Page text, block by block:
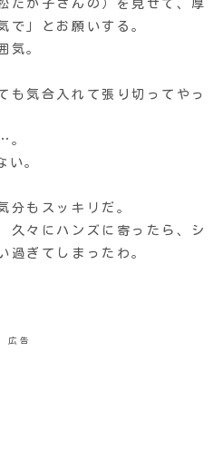
たか子さんの）を見せて、厚
で」とお願いする。
気。
も気合入れて張り切ってやっ
。
い。
分もスッキリだ。
久々にハンズに寄ったら、シ
過ぎてしまったわ。
広告